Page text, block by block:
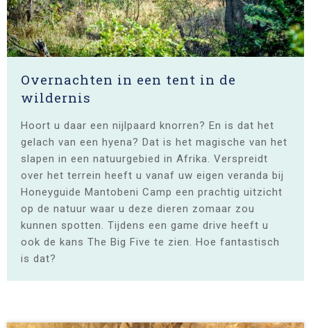
Overnachten in een tent in de
wildernis
Hoort u daar een nijlpaard knorren? En is dat het
gelach van een hyena? Dat is het magische van het
slapen in een natuurgebied in Afrika. Verspreidt
over het terrein heeft u vanaf uw eigen veranda bij
Honeyguide Mantobeni Camp een prachtig uitzicht
op de natuur waar u deze dieren zomaar zou
kunnen spotten. Tijdens een game drive heeft u
ook de kans The Big Five te zien. Hoe fantastisch
is dat?